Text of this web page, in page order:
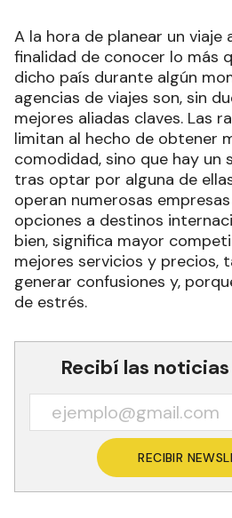
A la hora de planear un viaje
finalidad de conocer lo más
dicho país durante algún
agencias de viajes son, sin
mejores aliadas claves. Las
limitan al hecho de obtener
comodidad, sino que hay un
tras optar por alguna de
operan numerosas
opciones a destinos
bien, significa mayor
mejores servicios y precios,
generar confusiones y,
de estrés.
Recibí las
RECIBIR